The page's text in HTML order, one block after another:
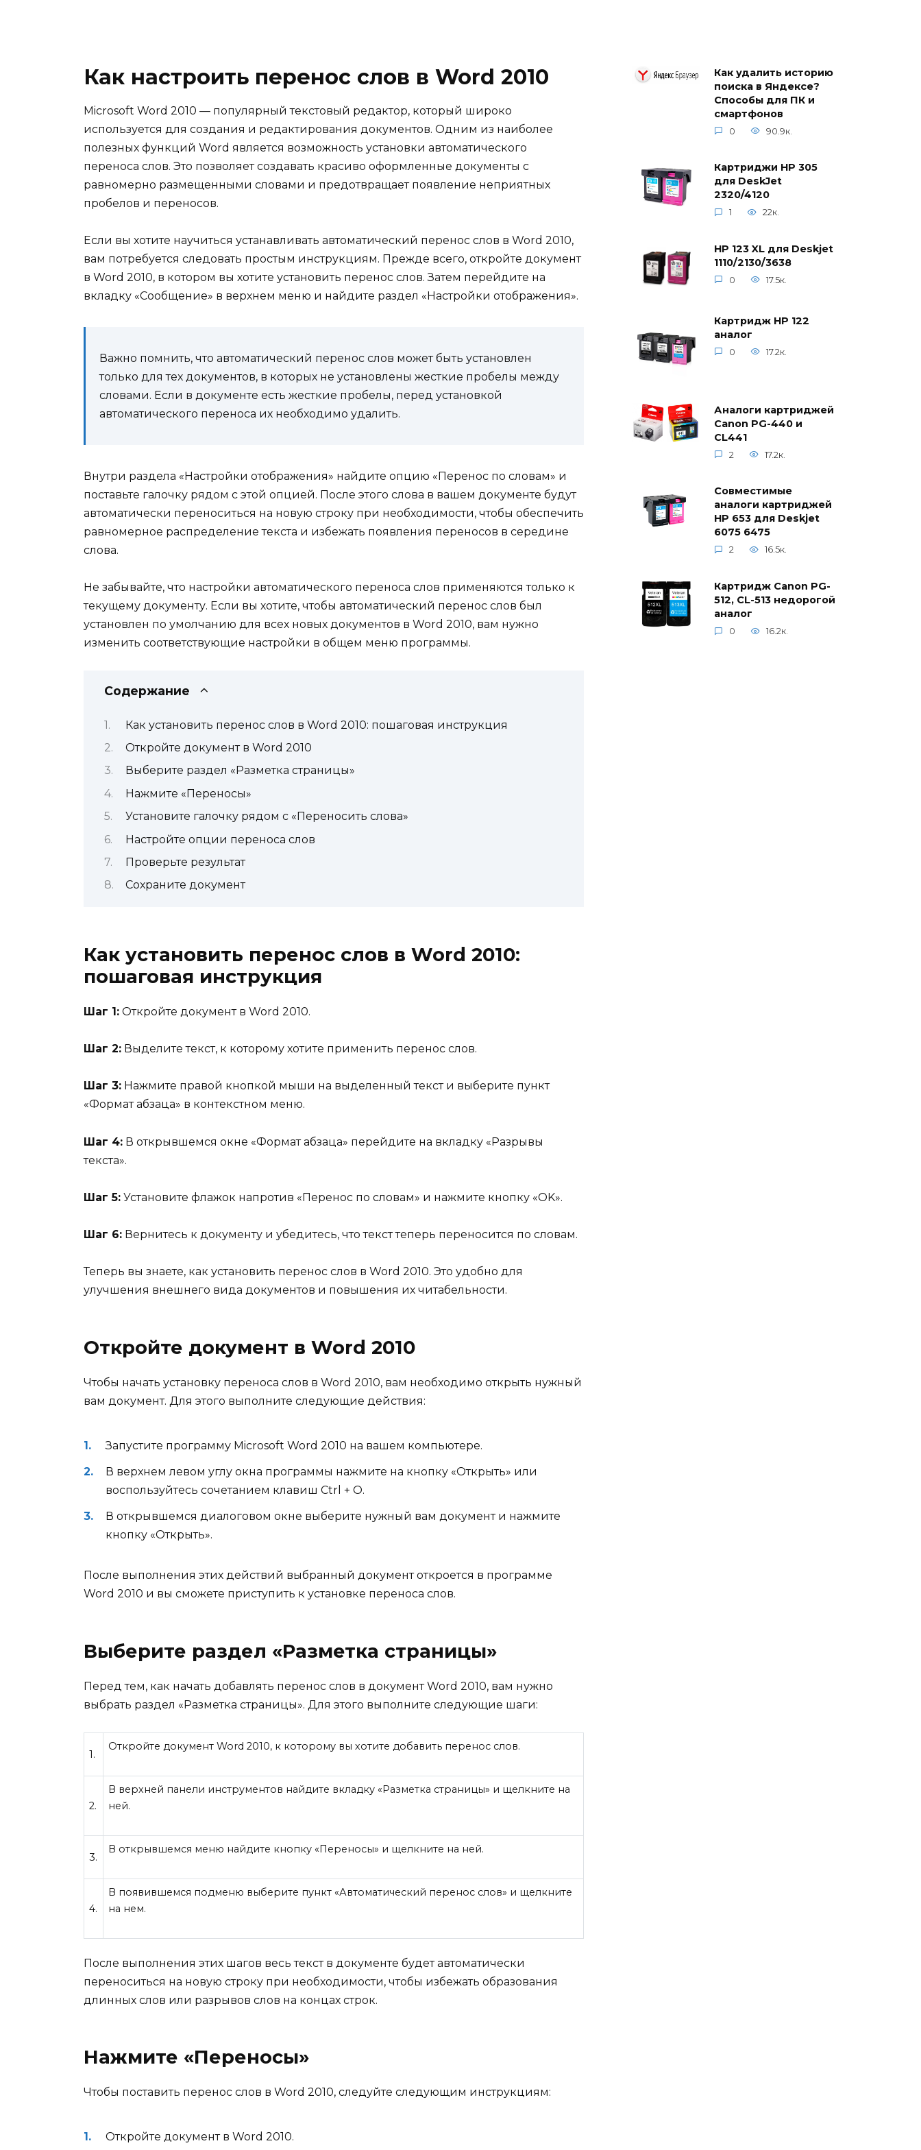
Как настроить перенос слов в Word 2010
Microsoft Word 2010 — популярный текстовый редактор, который широко
используется для создания и редактирования документов. Одним из наиболее
полезных функций Word является возможность установки автоматического
переноса слов. Это позволяет создавать красиво оформленные документы с
равномерно размещенными словами и предотвращает появление неприятных
пробелов и переносов.
Если вы хотите научиться устанавливать автоматический перенос слов в Word 2010,
вам потребуется следовать простым инструкциям. Прежде всего, откройте документ
в Word 2010, в котором вы хотите установить перенос слов. Затем перейдите на
вкладку «Сообщение» в верхнем меню и найдите раздел «Настройки отображения».
Важно помнить, что автоматический перенос слов может быть установлен
только для тех документов, в которых не установлены жесткие пробелы между
словами. Если в документе есть жесткие пробелы, перед установкой
автоматического переноса их необходимо удалить.
Внутри раздела «Настройки отображения» найдите опцию «Перенос по словам» и
поставьте галочку рядом с этой опцией. После этого слова в вашем документе будут
автоматически переноситься на новую строку при необходимости, чтобы обеспечить
равномерное распределение текста и избежать появления переносов в середине
слова.
Не забывайте, что настройки автоматического переноса слов применяются только к
текущему документу. Если вы хотите, чтобы автоматический перенос слов был
установлен по умолчанию для всех новых документов в Word 2010, вам нужно
изменить соответствующие настройки в общем меню программы.
Содержание
Как установить перенос слов в Word 2010: пошаговая инструкция
Откройте документ в Word 2010
Выберите раздел «Разметка страницы»
Нажмите «Переносы»
Установите галочку рядом с «Переносить слова»
Настройте опции переноса слов
Проверьте результат
Сохраните документ
Как установить перенос слов в Word 2010:
пошаговая инструкция
Шаг 1: Откройте документ в Word 2010.
Шаг 2: Выделите текст, к которому хотите применить перенос слов.
Шаг 3: Нажмите правой кнопкой мыши на выделенный текст и выберите пункт
«Формат абзаца» в контекстном меню.
Шаг 4: В открывшемся окне «Формат абзаца» перейдите на вкладку «Разрывы
текста».
Шаг 5: Установите флажок напротив «Перенос по словам» и нажмите кнопку «OK».
Шаг 6: Вернитесь к документу и убедитесь, что текст теперь переносится по словам.
Теперь вы знаете, как установить перенос слов в Word 2010. Это удобно для
улучшения внешнего вида документов и повышения их читабельности.
Откройте документ в Word 2010
Чтобы начать установку переноса слов в Word 2010, вам необходимо открыть нужный
вам документ. Для этого выполните следующие действия:
Запустите программу Microsoft Word 2010 на вашем компьютере.
В верхнем левом углу окна программы нажмите на кнопку «Открыть» или
воспользуйтесь сочетанием клавиш Ctrl + O.
В открывшемся диалоговом окне выберите нужный вам документ и нажмите
кнопку «Открыть».
После выполнения этих действий выбранный документ откроется в программе
Word 2010 и вы сможете приступить к установке переноса слов.
Выберите раздел «Разметка страницы»
Перед тем, как начать добавлять перенос слов в документ Word 2010, вам нужно
выбрать раздел «Разметка страницы». Для этого выполните следующие шаги:
1.
Откройте документ Word 2010, к которому вы хотите добавить перенос слов.
2.
В верхней панели инструментов найдите вкладку «Разметка страницы» и щелкните на
ней.
3.
В открывшемся меню найдите кнопку «Переносы» и щелкните на ней.
4.
В появившемся подменю выберите пункт «Автоматический перенос слов» и щелкните
на нем.
После выполнения этих шагов весь текст в документе будет автоматически
переноситься на новую строку при необходимости, чтобы избежать образования
длинных слов или разрывов слов на концах строк.
Нажмите «Переносы»
Чтобы поставить перенос слов в Word 2010, следуйте следующим инструкциям:
Откройте документ в Word 2010.
Как удалить историю
поиска в Яндексе?
Способы для ПК и
смартфонов
0 90.9к.
Картриджи HP 305
для DeskJet
2320/4120
1 22к.
HP 123 XL для Deskjet
1110/2130/3638
0 17.5к.
Картридж HP 122
аналог
0 17.2к.
Аналоги картриджей
Canon PG-440 и
CL441
2 17.2к.
Совместимые
аналоги картриджей
HP 653 для Deskjet
6075 6475
2 16.5к.
Картридж Canon PG-
512, CL-513 недорогой
аналог
0 16.2к.